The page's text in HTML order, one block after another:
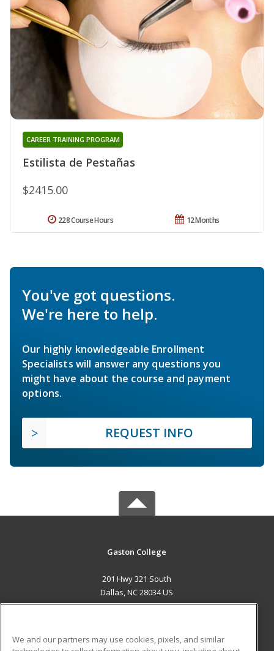
Estilista de Pestañas
CAREER TRAINING PROGRAM
$2415.00
12 Months
228 Course Hours
You've got questions.
We're here to help.
Our highly knowledgeable Enrollment
Specialists will answer any questions you
might have about the course and payment
options.
REQUEST INFO
Gaston College
201 Hwy 321 South
Dallas, NC 28034 US
We and our partners may use cookies, pixels, and similar